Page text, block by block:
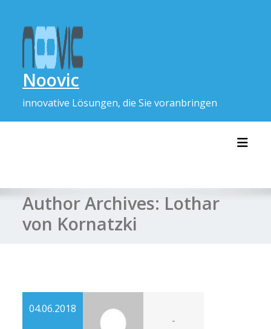
content
Noovic
innovative Lösungen, die Sie voranbringen
Author Archives: Lothar
von Kornatzki
04.06.2018
-